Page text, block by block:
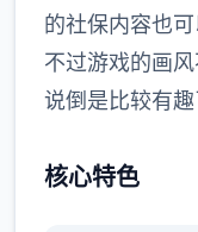
的社保内容也
不过游戏的画
说倒是比较有趣
核心特色